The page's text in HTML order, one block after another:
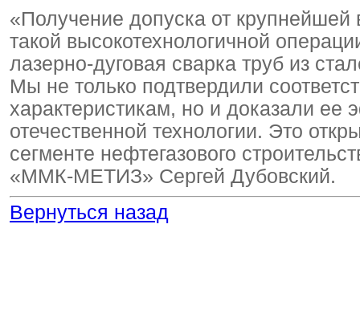
«Получение допуска от крупнейшей
такой высокотехнологичной
лазерно-дуговая сварка труб из
Мы не только подтвердили
характеристикам, но и доказали ее
отечественной технологии. Это
сегменте нефтегазового
«ММК-МЕТИЗ» Сергей Дубовский.
Вернуться назад